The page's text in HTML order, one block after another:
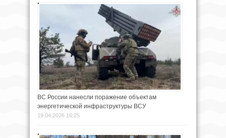
ВС России нанесли поражение объектам
энергетической инфраструктуры ВСУ
19.04.2026 16:25